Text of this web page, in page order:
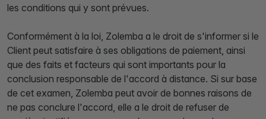
les conditions qui y sont prévues.
Conformément à la loi, Zolemba a le droit de s'informer si le
Client peut satisfaire à ses obligations de paiement, ainsi
que des faits et facteurs qui sont importants pour la
conclusion responsable de l'accord à distance. Si sur base
de cet examen, Zolemba peut avoir de bonnes raisons de
ne pas conclure l'accord, elle a le droit de refuser de